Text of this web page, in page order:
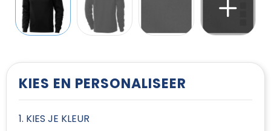
T-Shirts
KIES EN PERSONALISEER
1. KIES JE KLEUR